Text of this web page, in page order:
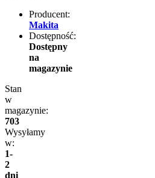
Producent:
Makita
Dostępność:
Dostępny
na
magazynie
Stan
w
magazynie:
703
Wysyłamy
w:
1-
2
dni